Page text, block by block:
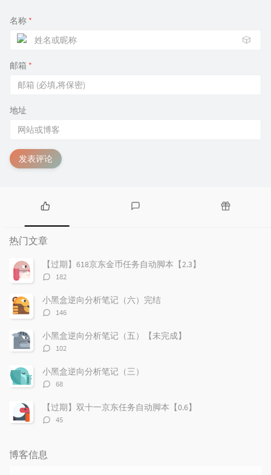
名称 *
🎲
邮箱 *
地址
发表评论
热
门
文
章
论
热门文章
【过期】618京东金币任务自动脚本【2.3】
评
数：
182
小黑盒逆向分析笔记（六）完结
评
数：
146
小黑盒逆向分析笔记（五）【未完成】
评
数：
102
小黑盒逆向分析笔记（三）
评
数：
68
【过期】双十一京东任务自动脚本【0.6】
评
45
博客信息